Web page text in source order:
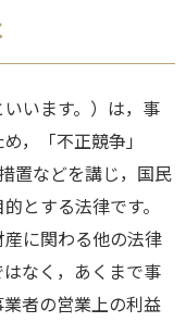
います。）は，事
，「不正競争」
置などを講じ，国民
とする法律です。
に関わる他の法律
なく，あくまで事
者の営業上の利益